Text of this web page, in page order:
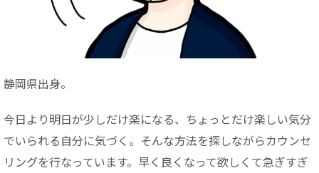
静岡県出身。
今日より明日が少しだけ楽になる、ちょっとだけ楽しい気分
でいられる自分に気づく。そんな方法を探しながらカウンセ
リングを行なっています。早く良くなって欲しくて急ぎすぎ